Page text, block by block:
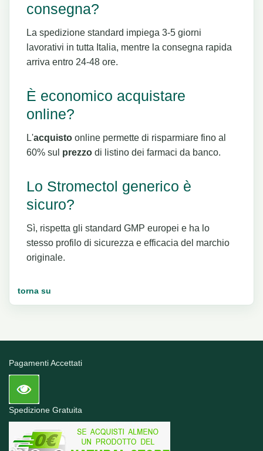
consegna?
La spedizione standard impiega 3-5 giorni
lavorativi in tutta Italia, mentre la consegna rapida
arriva entro 24-48 ore.
È economico acquistare
online?
L'acquisto online permette di risparmiare fino al
60% sul prezzo di listino dei farmaci da banco.
Lo Stromectol generico è
sicuro?
Sì, rispetta gli standard GMP europei e ha lo
stesso profilo di sicurezza e efficacia del marchio
originale.
torna su
Pagamenti Accettati
Spedizione Gratuita